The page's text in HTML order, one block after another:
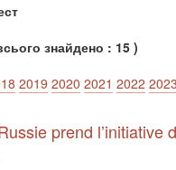
знайдено : 15 )
2019 2020 2021 2022
prend l’initiative